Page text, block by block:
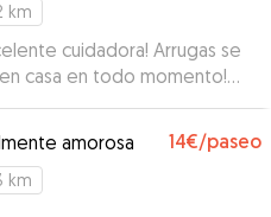
km
cuidadora! Arrugas se
casa en todo momento!
Definitivamente
amorosa 14€/paseo
km